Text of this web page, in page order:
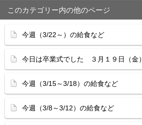
このカテゴリー内の他のページ
今週（3/22～）の給食など
今日は卒業式でした ３月１９日（金）
今週（3/15～3/18）の給食など
今週（3/8～3/12）の給食など